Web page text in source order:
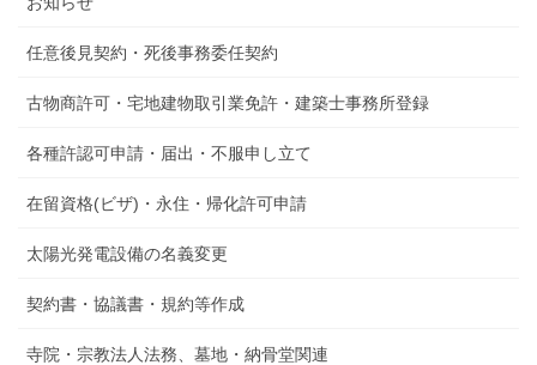
任意後見契約・死後事務委任契約
古物商許可・宅地建物取引業免許・建築士事務所登録
各種許認可申請・届出・不服申し立て
在留資格(ビザ)・永住・帰化許可申請
太陽光発電設備の名義変更
契約書・協議書・規約等作成
寺院・宗教法人法務、墓地・納骨堂関連